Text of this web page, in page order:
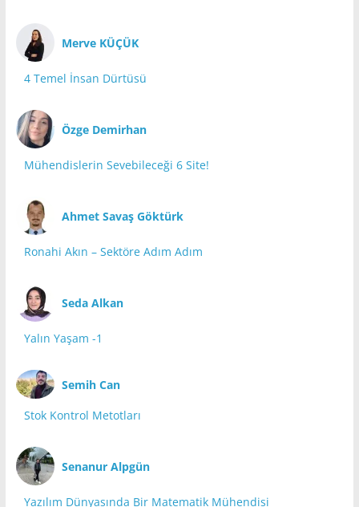
Merve KÜÇÜK
4 Temel İnsan Dürtüsü
Özge Demirhan
Mühendislerin Sevebileceği 6 Site!
Ahmet Savaş Göktürk
Ronahi Akın – Sektöre Adım Adım
Seda Alkan
Yalın Yaşam -1
Semih Can
Stok Kontrol Metotları
Senanur Alpgün
Yazılım Dünyasında Bir Matematik Mühendisi